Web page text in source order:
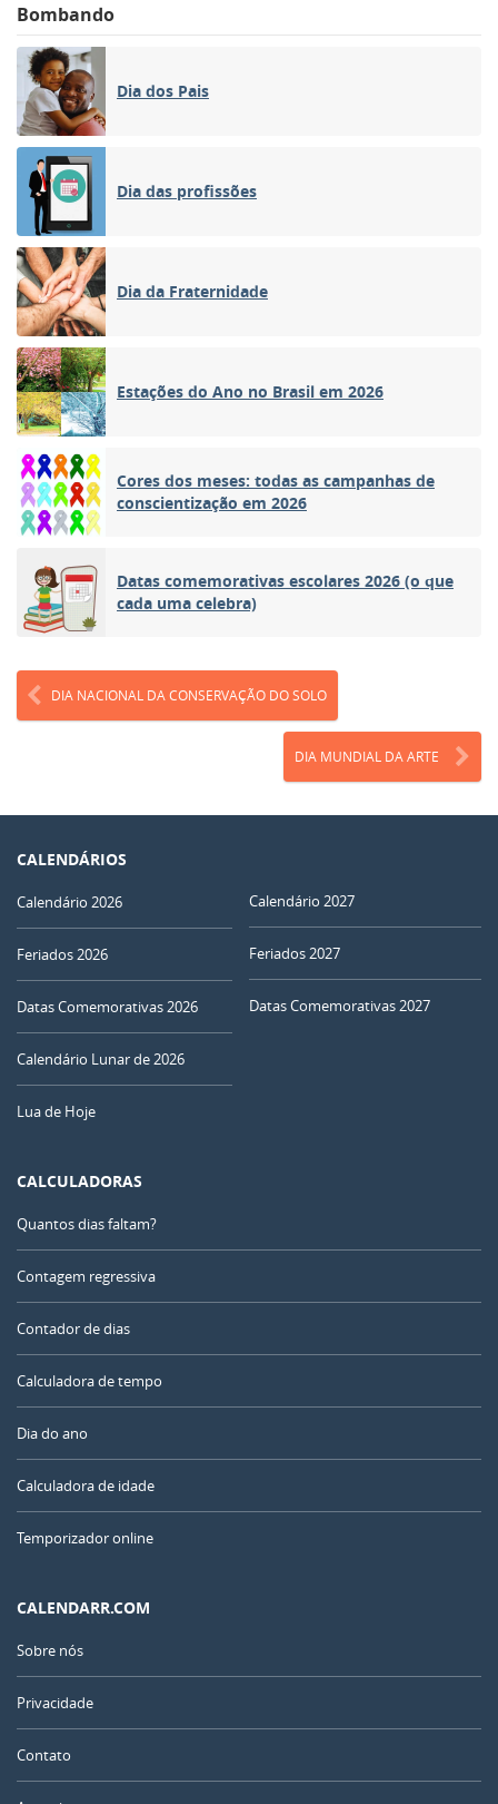
Bombando
Dia dos Pais
Dia das profissões
Dia da Fraternidade
Estações do Ano no Brasil em 2026
Cores dos meses: todas as campanhas de
conscientização em 2026
Datas comemorativas escolares 2026 (o que
cada uma celebra)
DIA NACIONAL DA CONSERVAÇÃO DO SOLO
DIA MUNDIAL DA ARTE
CALENDÁRIOS
Calendário 2026
Feriados 2026
Datas Comemorativas 2026
Calendário Lunar de 2026
Lua de Hoje
Calendário 2027
Feriados 2027
Datas Comemorativas 2027
CALCULADORAS
Quantos dias faltam?
Contagem regressiva
Contador de dias
Calculadora de tempo
Dia do ano
Calculadora de idade
Temporizador online
CALENDARR.COM
Sobre nós
Privacidade
Contato